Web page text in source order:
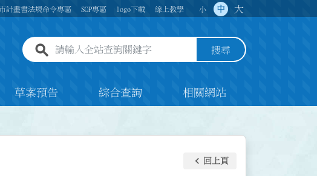
計畫書法規命令專區 SOP專區 logo下載 線上教學 小 中 大
全站查詢關鍵字欄位 搜尋
草案預告 綜合查詢 相關網站
keyboard_arrow_left 回上頁